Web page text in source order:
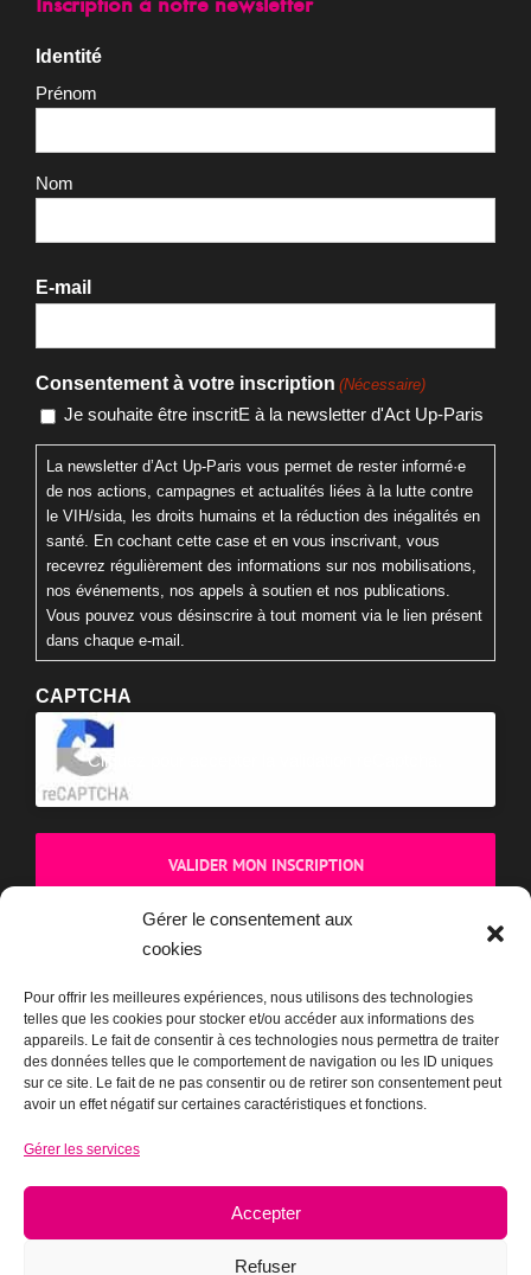
Gérer le consentement aux
cookies
Pour offrir les meilleures expériences, nous utilisons des technologies
telles que les cookies pour stocker et/ou accéder aux informations des
appareils. Le fait de consentir à ces technologies nous permettra de traiter
des données telles que le comportement de navigation ou les ID uniques
sur ce site. Le fait de ne pas consentir ou de retirer son consentement peut
avoir un effet négatif sur certaines caractéristiques et fonctions.
Gérer les services
Accepter
Refuser
Inscription à notre newsletter
Identité
Prénom
Nom
E-mail
Consentement à votre inscription (Nécessaire)
Je souhaite être inscritE à la newsletter d'Act Up-Paris
La newsletter d’Act Up-Paris vous permet de rester informé·e
de nos actions, campagnes et actualités liées à la lutte contre
le VIH/sida, les droits humains et la réduction des inégalités en
santé. En cochant cette case et en vous inscrivant, vous
recevrez régulièrement des informations sur nos mobilisations,
nos événements, nos appels à soutien et nos publications.
Vous pouvez vous désinscrire à tout moment via le lien présent
dans chaque e-mail.
CAPTCHA
Cliquez pour accepter la validation reCaptcha.
BOUTIQUE